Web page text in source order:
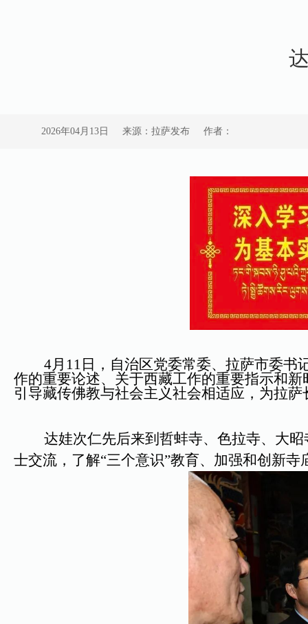
2026年04月13日 来源：拉萨发布 作者：
4月11日，自治区党委常委、拉萨市委书
作的重要论述、关于西藏工作的重要指示和
引导藏传佛教与社会主义社会相适应，为拉
达娃次仁先后来到哲蚌寺、色拉寺、大昭
士交流，了解“三个意识”教育、加强和创新